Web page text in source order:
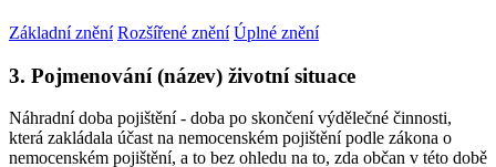
Základní znění Rozšířené znění Úplné znění
3. Pojmenování (název) životní situace
Náhradní doba pojištění - doba po skončení výdělečné činnosti,
která zakládala účast na nemocenském pojištění podle zákona o
nemocenském pojištění, a to bez ohledu na to, zda občan v této době